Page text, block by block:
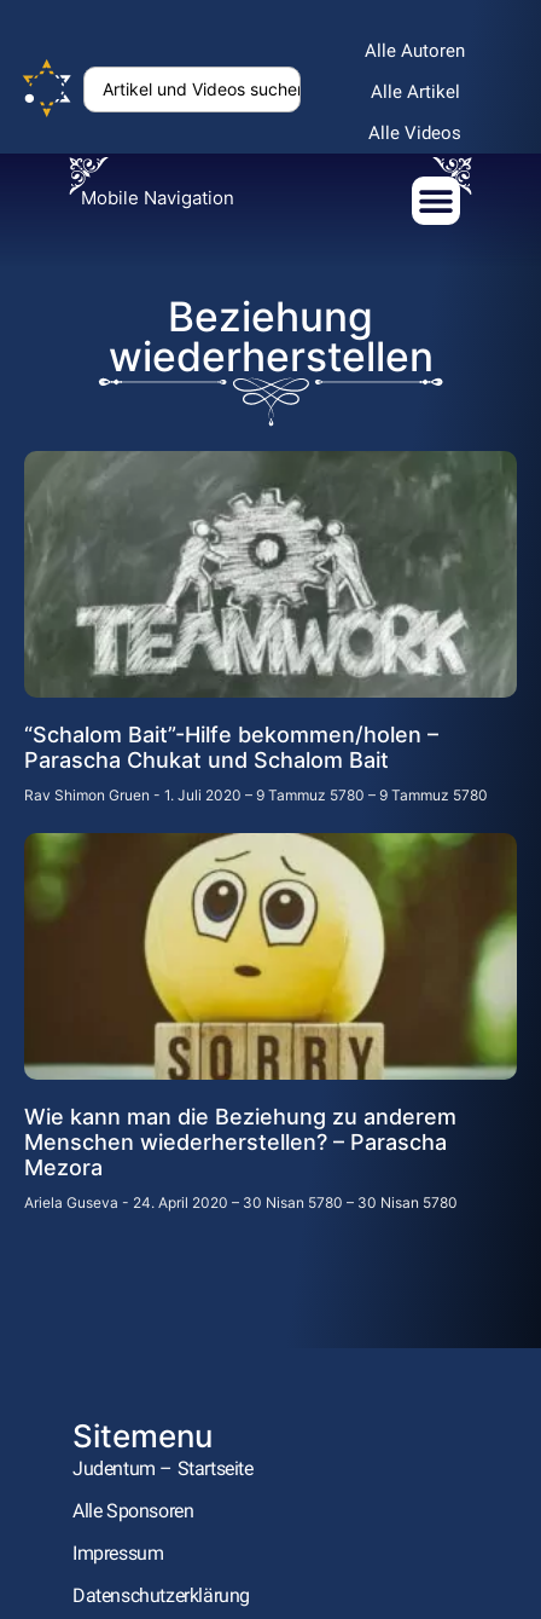
Alle Autoren
Alle Artikel
Alle Videos
Mobile Navigation
Beziehung
wiederherstellen
“Schalom Bait”-Hilfe bekommen/holen –
Parascha Chukat und Schalom Bait
Rav Shimon Gruen 1. Juli 2020 – 9 Tammuz 5780 – 9 Tammuz 5780
Wie kann man die Beziehung zu anderem
Menschen wiederherstellen? – Parascha
Mezora
Ariela Guseva 24. April 2020 – 30 Nisan 5780 – 30 Nisan 5780
Sitemenu
Judentum – Startseite
Alle Sponsoren
Impressum
Datenschutzerklärung